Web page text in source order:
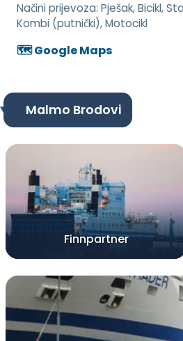
Načini prijevoza: Pješak, Bicikl,
Kombi (putnički), Motocikl
🗺️ Google Maps
Malmo Brodovi
Finnpartner